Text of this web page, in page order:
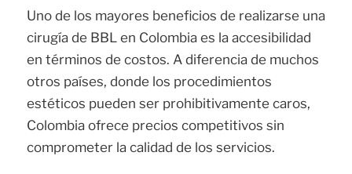
Uno de los mayores beneficios de realizarse una
cirugía de BBL en Colombia es la accesibilidad
en términos de costos. A diferencia de muchos
otros países, donde los procedimientos
estéticos pueden ser prohibitivamente caros,
Colombia ofrece precios competitivos sin
comprometer la calidad de los servicios.